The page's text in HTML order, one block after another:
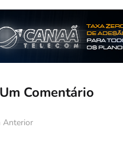
Comentário
Anterior